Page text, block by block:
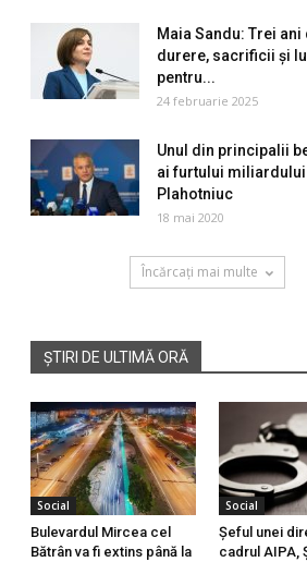
Maia Sandu: Trei
durere, sacrificii și
pentru...
24 februarie 2025
Unul din principalii
ai furtului miliardului
Plahotniuc
18 mai 2020
Încărcați mai multe
ȘTIRI DE ULTIMĂ ORĂ
Social
Bulevardul Mircea cel
Bătrân va fi extins până la
Social
Șeful unei
cadrul AIPA,